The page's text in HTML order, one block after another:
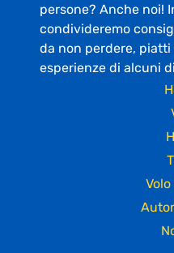
persone? Anche noi!
condivideremo
da non perdere,
esperienze di alcuni